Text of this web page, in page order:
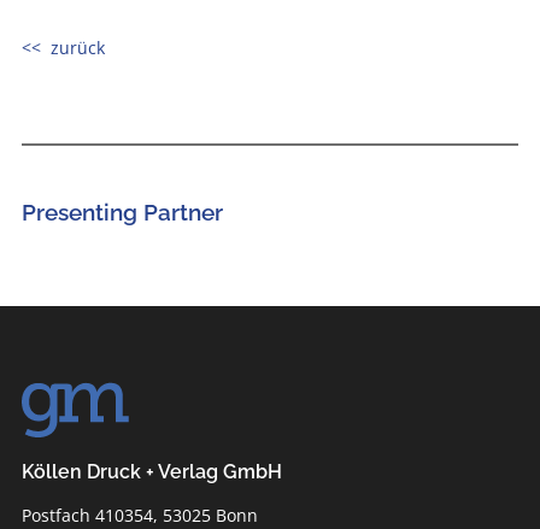
<< zurück
Presenting Partner
Köllen Druck + Verlag GmbH
Postfach 410354, 53025 Bonn